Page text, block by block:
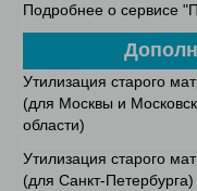
Подробнее о сервисе
Утилизация старого
(для Москвы и
области)
Утилизация старого
(для Санкт-Петербурга)